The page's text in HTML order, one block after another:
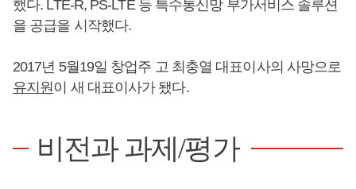
했다. LTE-R, PS-LTE 등 특수통신망 부가서비스 솔루션
을 공급을 시작했다.
2017년 5월19일 창업주 고 최충열 대표이사의 사망으로
유지원이 새 대표이사가 됐다.
비전과 과제/평가